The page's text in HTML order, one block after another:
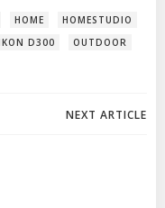
HOME
HOMESTUDIO
D300
OUTDOOR
NEXT ARTICLE